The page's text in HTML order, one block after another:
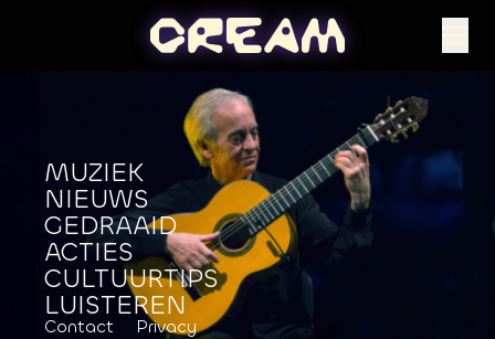
MUZIEK
NIEUWS
GEDRAAID
ACTIES
CULTUURTIPS
LUISTEREN
Contact
Privacy